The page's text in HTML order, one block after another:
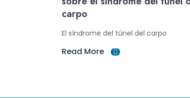
carpo
El síndrome del túnel del carpo
Read More